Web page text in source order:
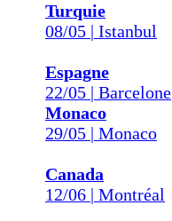
Turquie
08/05 | Istanbul
Espagne
22/05 | Barcelone
Monaco
29/05 | Monaco
Canada
12/06 | Montréal